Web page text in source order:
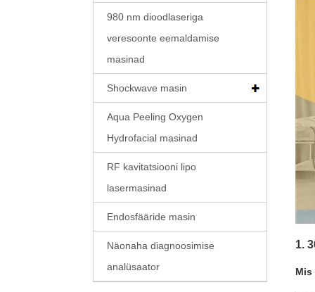
980 nm dioodlaseriga
veresoonte eemaldamise
masinad
Shockwave masin
Aqua Peeling Oxygen
Hydrofacial masinad
RF kavitatsiooni lipo
lasermasinad
Endosfääride masin
Näonaha diagnoosimise
analüsaator
1.
Mis